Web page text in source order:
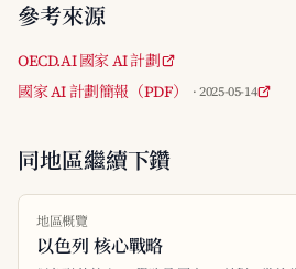
參考來源
OECD.AI 國家 AI 計劃
國家 AI 計劃簡報（PDF）
· 2025-05-14
同地區繼續下鑽
地區概覽
以色列 核心戰略